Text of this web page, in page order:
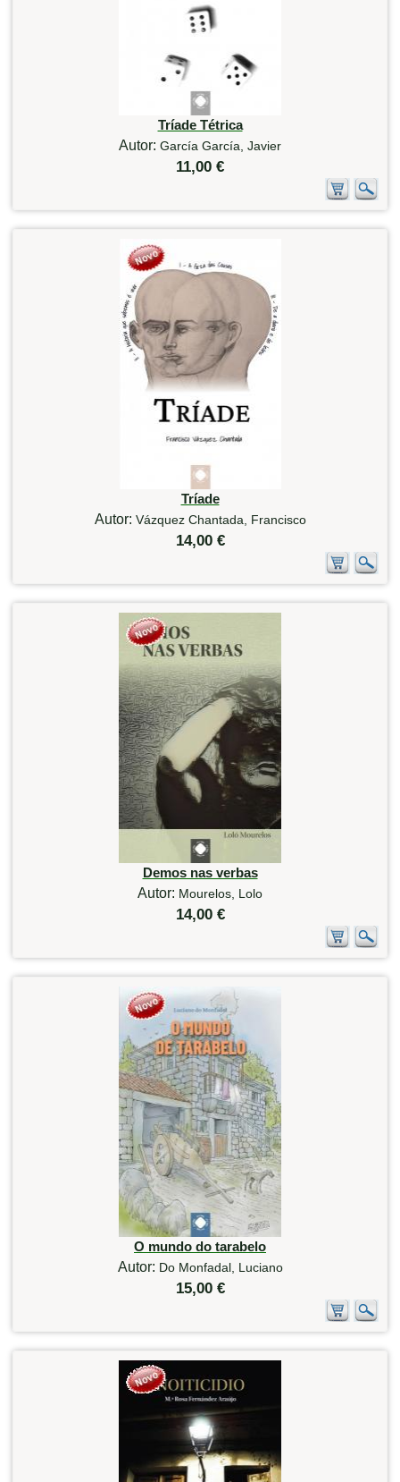
Tríade Tétrica
Autor: García García, Javier
11,00 €
Tríade
Autor: Vázquez Chantada, Francisco
14,00 €
Demos nas verbas
Autor: Mourelos, Lolo
14,00 €
O mundo do tarabelo
Autor: Do Monfadal, Luciano
15,00 €